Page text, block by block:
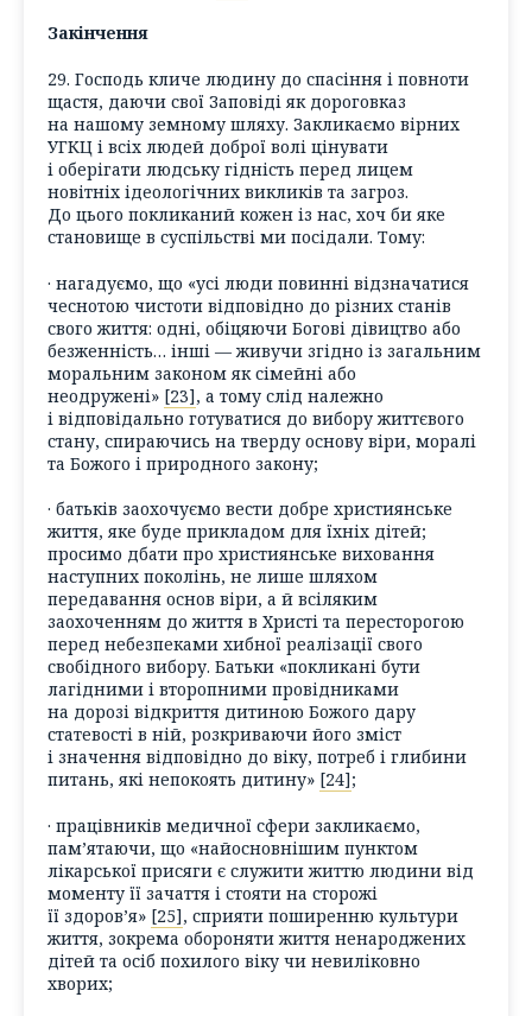
Закінчення
29. Господь кличе людину до спасіння і повноти
щастя, даючи свої Заповіді як дороговказ
на нашому земному шляху. Закликаємо вірних
УГКЦ і всіх людей доброї волі цінувати
і оберігати людську гідність перед лицем
новітніх ідеологічних викликів та загроз.
До цього покликаний кожен із нас, хоч би яке
становище в суспільстві ми посідали. Тому:
· нагадуємо, що «усі люди повинні відзначатися
чеснотою чистоти відповідно до різних станів
свого життя: одні, обіцяючи Богові дівицтво або
безженність… інші — живучи згідно із загальним
моральним законом як сімейні або
неодружені» [23], а тому слід належно
і відповідально готуватися до вибору життєвого
стану, спираючись на тверду основу віри, моралі
та Божого і природного закону;
· батьків заохочуємо вести добре християнське
життя, яке буде прикладом для їхніх дітей;
просимо дбати про християнське виховання
наступних поколінь, не лише шляхом
передавання основ віри, а й всіляким
заохоченням до життя в Христі та пересторогою
перед небезпеками хибної реалізації свого
свобідного вибору. Батьки «покликані бути
лагідними і второпними провідниками
на дорозі відкриття дитиною Божого дару
статевості в ній, розкриваючи його зміст
і значення відповідно до віку, потреб і глибини
питань, які непокоять дитину» [24];
· працівників медичної сфери закликаємо,
пам’ятаючи, що «найосновнішим пунктом
лікарської присяги є служити життю людини від
моменту її зачаття і стояти на сторожі
її здоров’я» [25], сприяти поширенню культури
життя, зокрема обороняти життя ненароджених
дітей та осіб похилого віку чи невиліковно
хворих;